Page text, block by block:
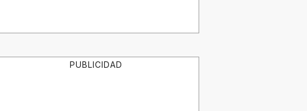
PUBLICIDAD